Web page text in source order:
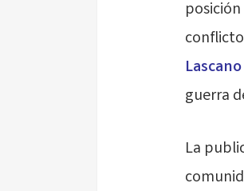
guerra
La